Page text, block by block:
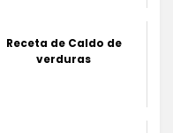
Receta de Caldo de
verduras